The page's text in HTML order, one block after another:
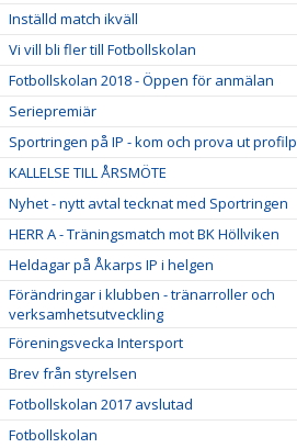
Inställd match ikväll
Vi vill bli fler till Fotbollskolan
Fotbollskolan 2018 - Öppen för anmälan
Seriepremiär
Sportringen på IP - kom och prova ut
KALLELSE TILL ÅRSMÖTE
Nyhet - nytt avtal tecknat med Sportringen
HERR A - Träningsmatch mot BK Höllviken
Heldagar på Åkarps IP i helgen
Förändringar i klubben - tränarroller och
verksamhetsutveckling
Föreningsvecka Intersport
Brev från styrelsen
Fotbollskolan 2017 avslutad
Fotbollskolan